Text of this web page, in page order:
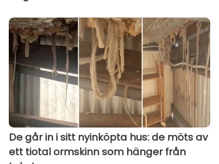
De går in i sitt nyinköpta hus: de möts av
ett tiotal ormskinn som hänger från